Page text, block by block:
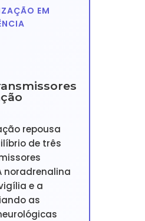
EM
repousa
de três
noradrenalina
e a
as